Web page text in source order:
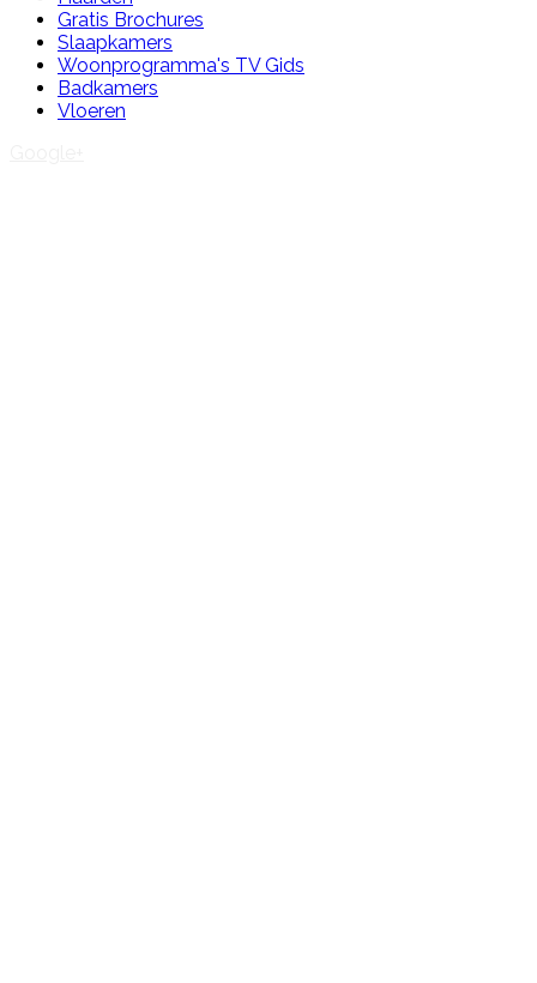
Gratis Brochures
Slaapkamers
Woonprogramma's TV Gids
Badkamers
Vloeren